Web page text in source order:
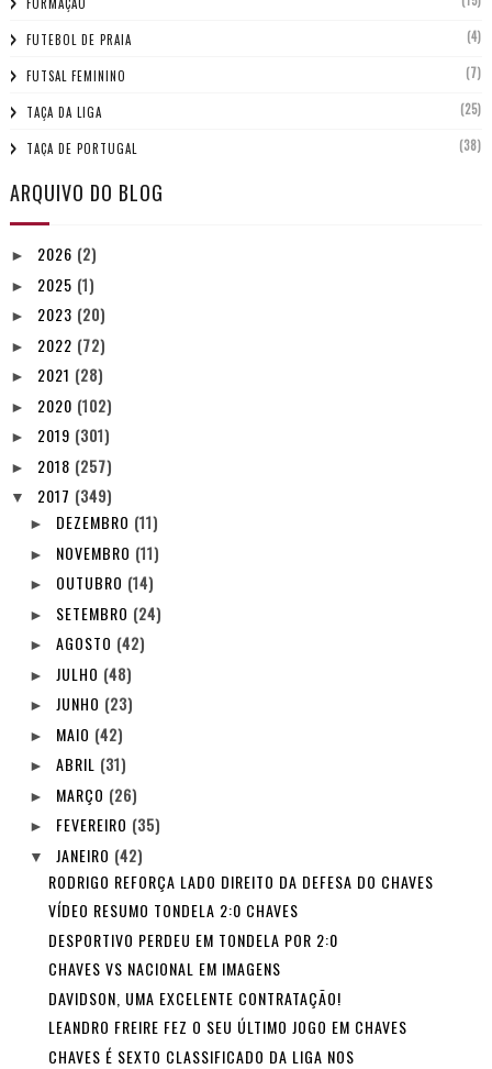
FUTEBOL DE PRAIA (4)
FUTSAL FEMININO (7)
TAÇA DA LIGA (25)
TAÇA DE PORTUGAL (38)
ARQUIVO DO BLOG
► 2026 (2)
► 2025 (1)
► 2023 (20)
► 2022 (72)
► 2021 (28)
► 2020 (102)
► 2019 (301)
► 2018 (257)
▼ 2017 (349)
► DEZEMBRO (11)
► NOVEMBRO (11)
► OUTUBRO (14)
► SETEMBRO (24)
► AGOSTO (42)
► JULHO (48)
► JUNHO (23)
► MAIO (42)
► ABRIL (31)
► MARÇO (26)
► FEVEREIRO (35)
▼ JANEIRO (42)
RODRIGO REFORÇA LADO DIREITO DA DEFESA DO CHAVES
VÍDEO RESUMO TONDELA 2:0 CHAVES
DESPORTIVO PERDEU EM TONDELA POR 2:0
CHAVES VS NACIONAL EM IMAGENS
DAVIDSON, UMA EXCELENTE CONTRATAÇÃO!
LEANDRO FREIRE FEZ O SEU ÚLTIMO JOGO EM CHAVES
CHAVES É SEXTO CLASSIFICADO DA LIGA NOS